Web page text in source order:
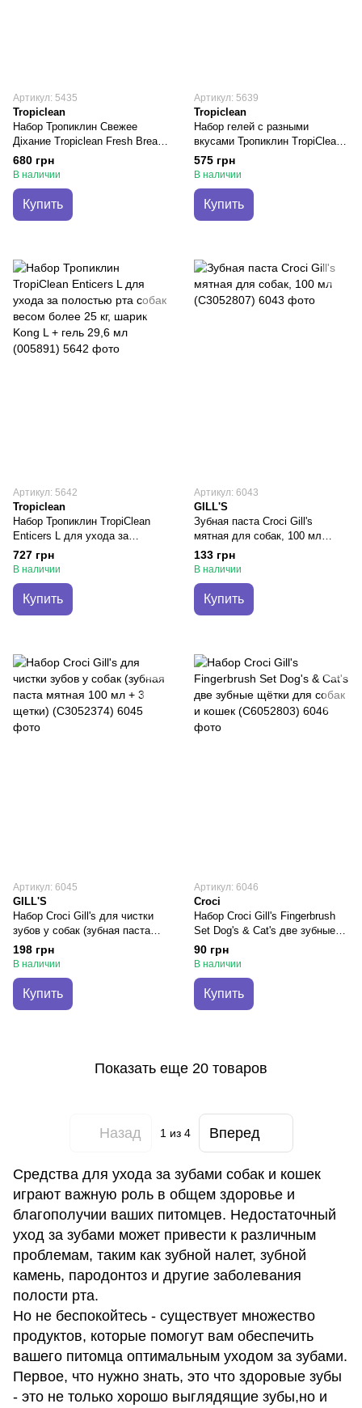
Средства для ухода за зубами собак и кошек
играют важную роль в общем здоровье и
благополучии ваших питомцев. Недостаточный
уход за зубами может привести к различным
проблемам, таким как зубной налет, зубной
камень, пародонтоз и другие заболевания
полости рта.
Но не беспокойтесь - существует множество
продуктов, которые помогут вам обеспечить
вашего питомца оптимальным уходом за зубами.
Первое, что нужно знать, это что здоровые зубы
- это не только хорошо выглядящие зубы,но и
Артикул: 5435
Tropiclean
Набор Тропиклин Свежее
Діхание Tropiclean Fresh Breath
Oral Care Kit for Cat для кошек,
гель 59 мл + 2 зубные щетки
680 грн
В наличии
Купить
Артикул: 5639
Tropiclean
Набор гелей с разными
вкусами Тропиклин TropiClean
Enticers к шарику Kong, для
ухода за полостью рта собак,
575 грн
В наличии
Купить
Артикул: 5642
Tropiclean
Набор Тропиклин TropiClean
Enticers L для ухода за
полостью рта собак весом
более 25 кг, шарик Kong L +
727 грн
В наличии
Купить
Артикул: 6043
GILL'S
Зубная паста Croci Gill's
мятная для собак, 100 мл
(C3052807)
133 грн
В наличии
Купить
Артикул: 6045
GILL'S
Набор Croci Gill's для чистки
зубов у собак (зубная паста
мятная 100 мл + 3 щетки)
(C3052374)
198 грн
В наличии
Купить
Артикул: 6046
Croci
Набор Croci Gill's Fingerbrush
Set Dog's & Cat's две зубные
щётки для собак и кошек
(C6052803)
90 грн
В наличии
Купить
Показать еще 20 товаров
Назад 1из 4 Вперед